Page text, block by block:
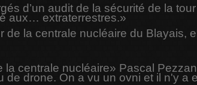
d’un audit de la sécurité de la
aux… extraterrestres.»
la centrale nucléaire du Blayais,
centrale nucléaire» Pascal
drone. On a vu un ovni et il n'y a